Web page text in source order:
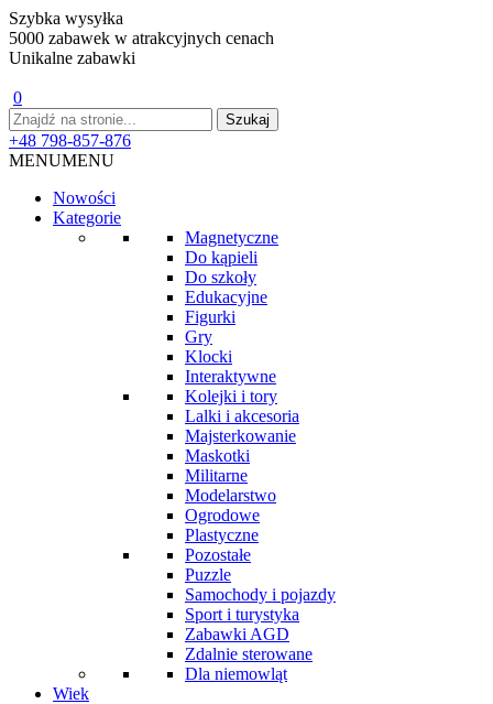
Szybka wysyłka
5000 zabawek w atrakcyjnych cenach
Unikalne zabawki
0
+48 798-857-876
MENUMENU
Nowości
Kategorie
Magnetyczne
Do kąpieli
Do szkoły
Edukacyjne
Figurki
Gry
Klocki
Interaktywne
Kolejki i tory
Lalki i akcesoria
Majsterkowanie
Maskotki
Militarne
Modelarstwo
Ogrodowe
Plastyczne
Pozostałe
Puzzle
Samochody i pojazdy
Sport i turystyka
Zabawki AGD
Zdalnie sterowane
Dla niemowląt
Wiek